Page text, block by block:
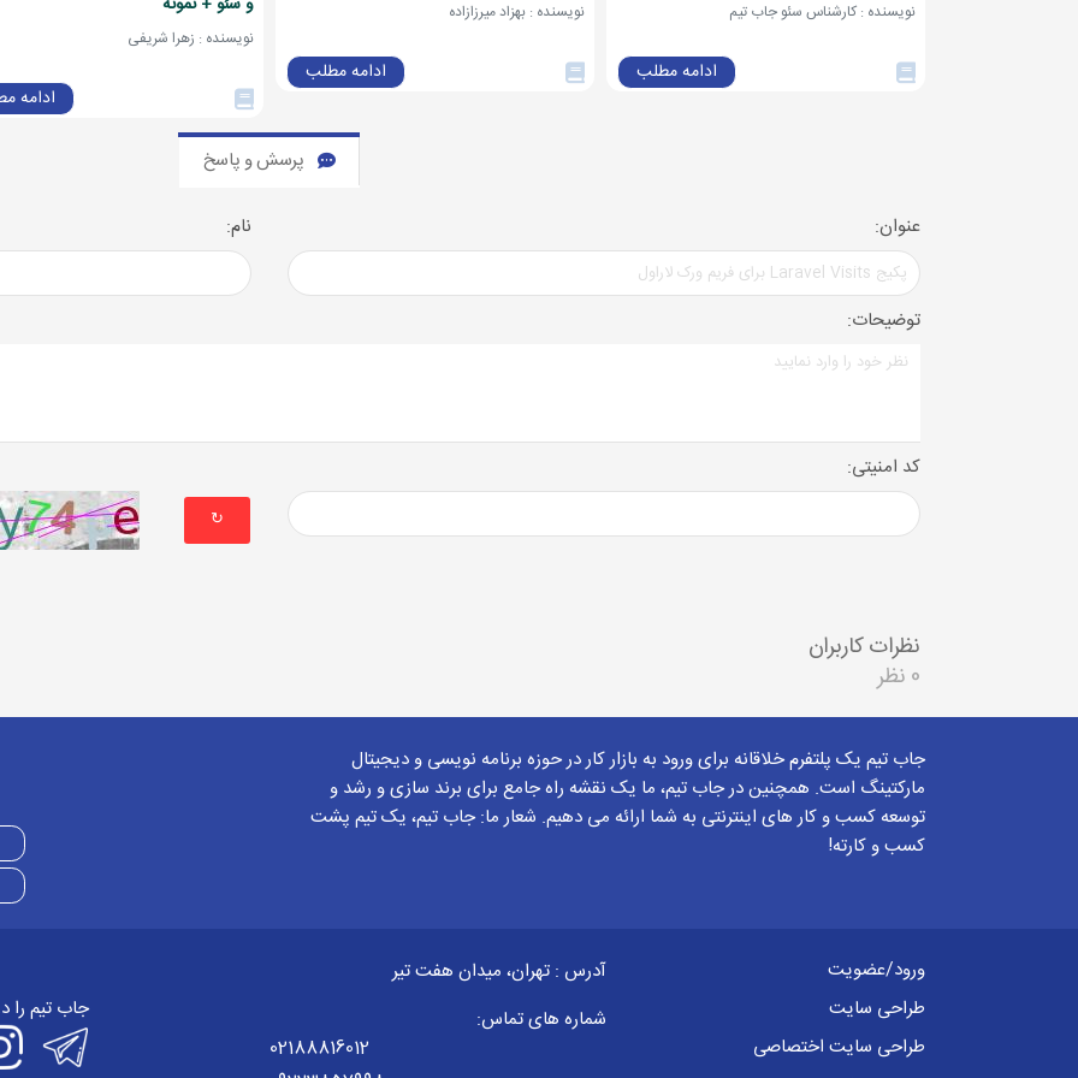
نویسنده : کارشناس سئو جاب تیم
ادامه مطلب
نویسنده : بهزاد میرزازاده
ادامه مطلب
نویسنده : زهرا شریفی
ادامه
پرسش و پاسخ
عنوان: نام:
توضیحات:
کد امنیتی:
↻
نظرات کاربران
0 نظر
جاب تیم یک پلتفرم خلاقانه برای ورود به بازار کار در حوزه برنامه نویسی و دیجیتال
مارکتینگ است. همچنین در جاب تیم، ما یک نقشه راه جامع برای برند سازی و رشد و
توسعه کسب و کار های اینترنتی به شما ارائه می دهیم. شعار ما: جاب تیم، یک تیم پشت
کسب و کارته!
ورود/عضویت
طراحی سایت
طراحی سایت اختصاصی
آدرس : تهران، میدان هفت تیر
شماره های تماس:
02188816012
جاب تیم را